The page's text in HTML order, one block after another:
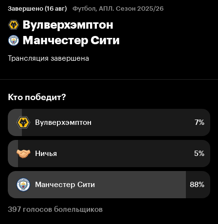
Завершено (16 авг) Футбол, АПЛ. Сезон 2025/26
Вулверхэмптон
Манчестер Сити
Трансляция завершена
7% 5%
Кто победит?
Вулверхэмптон 7%
Ничья 5%
Манчестер Сити 88%
397 голосов болельщиков